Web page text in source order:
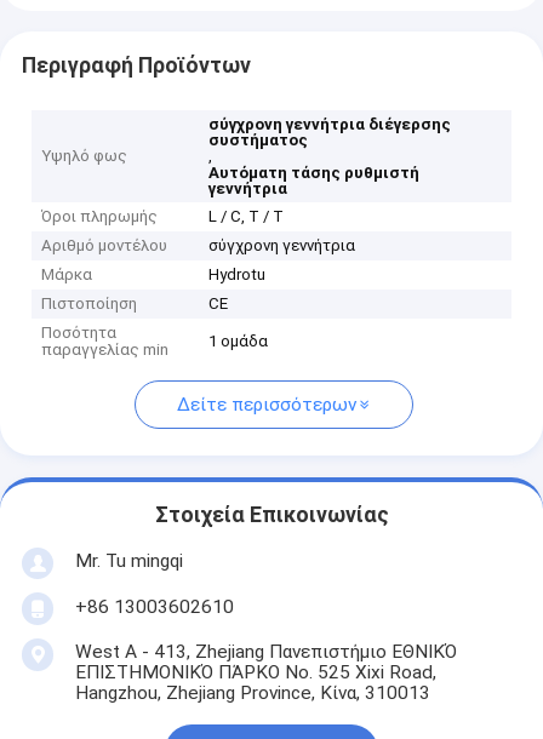
Περιγραφή Προϊόντων
Υψηλό φως
σύγχρονη γεννήτρια διέγερσης
συστήματος
,
Αυτόματη τάσης ρυθμιστή
γεννήτρια
Όροι πληρωμής
L / C, T / T
Αριθμό μοντέλου
σύγχρονη γεννήτρια
Μάρκα
Hydrotu
Πιστοποίηση
CE
Ποσότητα
παραγγελίας min
1 ομάδα
Δείτε περισσότερων
Στοιχεία Επικοινωνίας
Mr. Tu mingqi
+86 13003602610
West A - 413, Zhejiang Πανεπιστήμιο ΕΘΝΙΚΌ
ΕΠΙΣΤΗΜΟΝΙΚΌ ΠΆΡΚΟ No. 525 Xixi Road,
Hangzhou, Zhejiang Province, Κίνα, 310013